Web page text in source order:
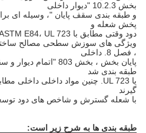
بخش 10.2.3 "دیوار داخلی
طبقه بندی سقف پایان "، وسیله ای
پخش شعله و
دود وقتی مطابق با NFPA 255، ASTM E84، UL 723 "آزمایش می شود
ویژگی های سوزش سطحی مصالح
، فصل 8. داخلی
پایان بخش ، بخش 803 "اتمام دیوار و سقف" ،
طبقه بندی شد
یا UL 723. چنین مواد داخلی داخلی
گیرند
با شعله گسترش و شاخص های دود توسعه
طبقه بندی ها به شرح زیر است: